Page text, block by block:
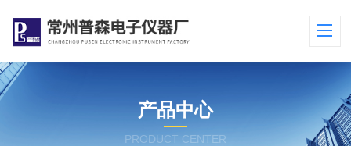
产品中心
PRODUCT CENTER